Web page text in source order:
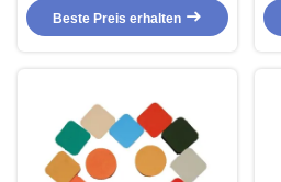
Vorzusatzbrennstofffestigkeit
Beste Preis erhalten